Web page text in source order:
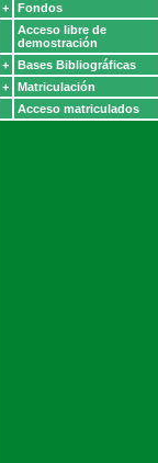
+
Fondos
Acceso libre de
demostración
+
Bases Bibliográficas
+
Matriculación
Acceso matriculados